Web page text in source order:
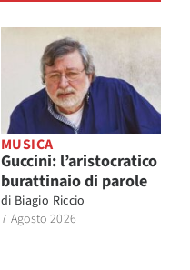
MUSICA
Guccini: l’aristocratico
burattinaio di parole
di Biagio Riccio
7 Agosto 2026